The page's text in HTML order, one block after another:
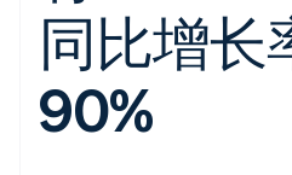
无代码支付
Checkout
面
Elements
一次性或
账单
智能体商务
加密货币
电子商务
嵌入式金融
接受线上付款
实施预建结账
获取支持
管理支持方
专业服务
同比增长
90%